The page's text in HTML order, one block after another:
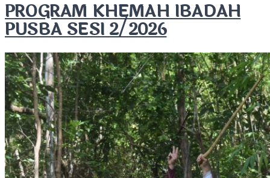
PROGRAM KHEMAH IBADAH
PUSBA SESI 2/2026